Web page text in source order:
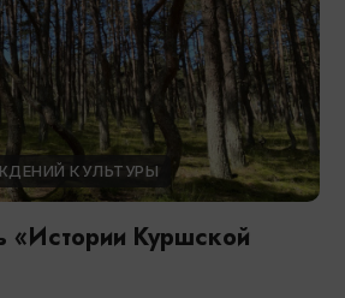
КУЛЬТУРЫ
«Истории Куршской